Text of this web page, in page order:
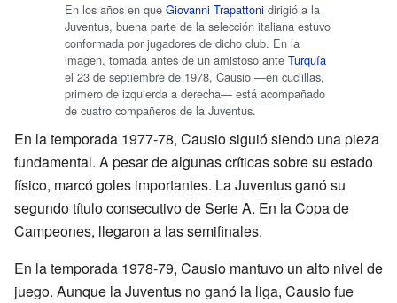
En los años en que Giovanni Trapattoni dirigió a la
Juventus, buena parte de la selección italiana estuvo
conformada por jugadores de dicho club. En la
imagen, tomada antes de un amistoso ante Turquía
el 23 de septiembre de 1978, Causio —en cuclillas,
primero de izquierda a derecha— está acompañado
de cuatro compañeros de la Juventus.
En la temporada 1977-78, Causio siguió siendo una pieza
fundamental. A pesar de algunas críticas sobre su estado
físico, marcó goles importantes. La Juventus ganó su
segundo título consecutivo de Serie A. En la Copa de
Campeones, llegaron a las semifinales.
En la temporada 1978-79, Causio mantuvo un alto nivel de
juego. Aunque la Juventus no ganó la liga, Causio fue